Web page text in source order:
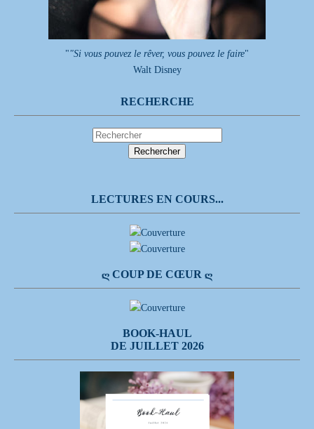
""Si vous pouvez le rêver, vous pouvez le faire"
Walt Disney
RECHERCHE
LECTURES EN COURS...
Ღ COUP DE CŒUR Ღ
BOOK-HAUL
DE JUILLET 2026